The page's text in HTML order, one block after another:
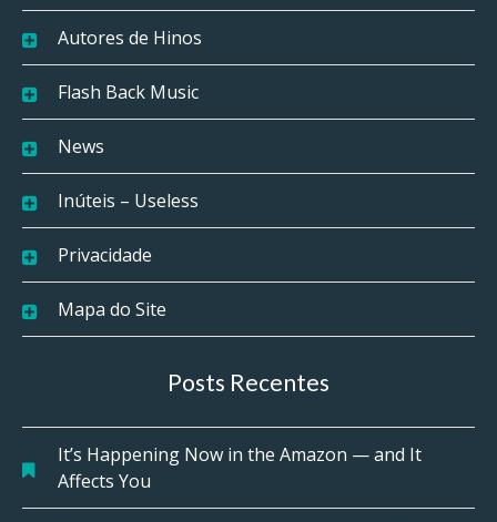
Autores de Hinos
Flash Back Music
News
Inúteis – Useless
Privacidade
Mapa do Site
Posts Recentes
It’s Happening Now in the Amazon — and It
Affects You